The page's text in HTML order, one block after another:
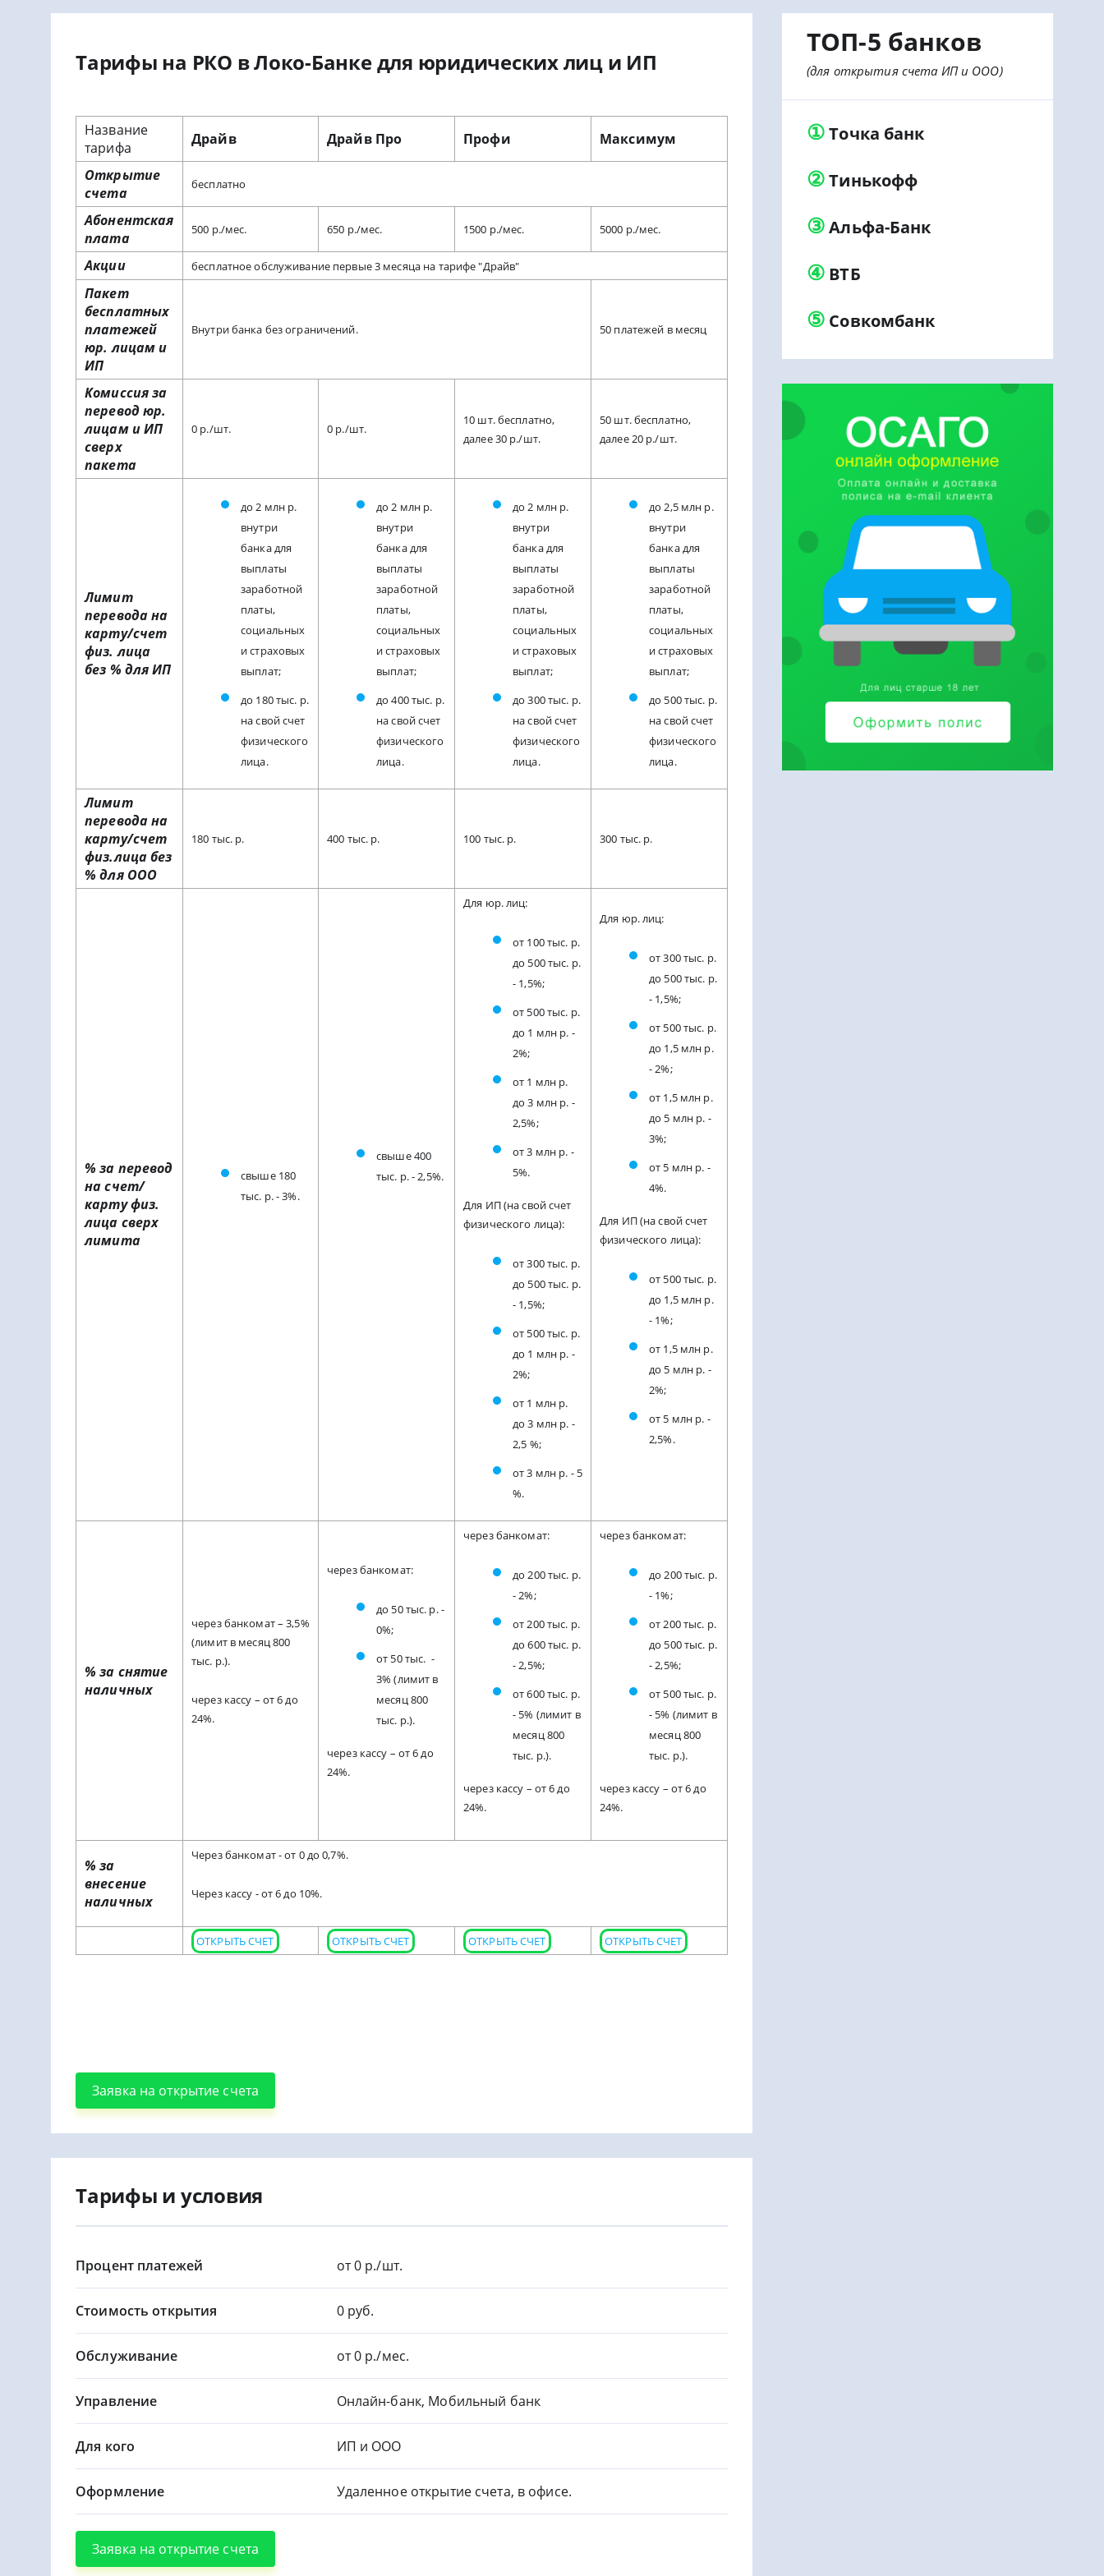
Тарифы на РКО в Локо-Банке для юридических лиц и ИП
Название
тарифа
Драйв Драйв Про Профи
Максимум
Открытие
счета
бесплатно
Абонентская
плата
500 р./мес. 650 р./мес. 1500 р./мес. 5000 р./мес.
Акции бесплатное обслуживание первые 3 месяца на тарифе "Драйв"
Пакет
бесплатных
платежей
юр. лицам и
ИП
Внутри банка без ограничений. 50 платежей в месяц
Комиссия за
перевод юр.
лицам и ИП
сверх
пакета
0 р./шт. 0 р./шт.
10 шт. бесплатно,
далее 30 р./шт.
50 шт. бесплатно,
далее 20 р./шт.
Лимит
перевода на
карту/счет
физ. лица
без % для ИП
до 2 млн р.
внутри
банка для
выплаты
заработной
платы,
социальных
и страховых
выплат;
до 180 тыс. р.
на свой счет
физического
лица.
до 2 млн р.
внутри
банка для
выплаты
заработной
платы,
социальных
и страховых
выплат;
до 400 тыс. р.
на свой счет
физического
лица.
до 2 млн р.
внутри
банка для
выплаты
заработной
платы,
социальных
и страховых
выплат;
до 300 тыс. р.
на свой счет
физического
лица.
до 2,5 млн р.
внутри
банка для
выплаты
заработной
платы,
социальных
и страховых
выплат;
до 500 тыс. р.
на свой счет
физического
лица.
Лимит
перевода на
карту/счет
физ.лица без
% для ООО
180 тыс. р. 400 тыс. р. 100 тыс. р. 300 тыс. р.
% за перевод
на счет/
карту физ.
лица сверх
лимита
свыше 180
тыс. р. - 3%.
свыше 400
тыс. р. - 2,5%.
Для юр. лиц:
от 100 тыс. р.
до 500 тыс. р.
- 1,5%;
от 500 тыс. р.
до 1 млн р. -
2%;
от 1 млн р.
до 3 млн р. -
2,5%;
от 3 млн р. -
5%.
Для ИП (на свой счет
физического лица):
от 300 тыс. р.
до 500 тыс. р.
- 1,5%;
от 500 тыс. р.
до 1 млн р. -
2%;
от 1 млн р.
до 3 млн р. -
2,5 %;
от 3 млн р. - 5
%.
Для юр. лиц:
от 300 тыс. р.
до 500 тыс. р.
- 1,5%;
от 500 тыс. р.
до 1,5 млн р.
- 2%;
от 1,5 млн р.
до 5 млн р. -
3%;
от 5 млн р. -
4%.
Для ИП (на свой счет
физического лица):
от 500 тыс. р.
до 1,5 млн р.
- 1%;
от 1,5 млн р.
до 5 млн р. -
2%;
от 5 млн р. -
2,5%.
% за снятие
наличных
через банкомат – 3,5%
(лимит в месяц 800
тыс. р.).
через кассу – от 6 до
24%.
через банкомат:
до 50 тыс. р. -
0%;
от 50 тыс. -
3% (лимит в
месяц 800
тыс. р.).
через кассу – от 6 до
24%.
через банкомат:
до 200 тыс. р.
- 2%;
от 200 тыс. р.
до 600 тыс. р.
- 2,5%;
от 600 тыс. р.
- 5% (лимит в
месяц 800
тыс. р.).
через кассу – от 6 до
24%.
через банкомат:
до 200 тыс. р.
- 1%;
от 200 тыс. р.
до 500 тыс. р.
- 2,5%;
от 500 тыс. р.
- 5% (лимит в
месяц 800
тыс. р.).
через кассу – от 6 до
24%.
% за
внесение
наличных
Через банкомат - от 0 до 0,7%.
Через кассу - от 6 до 10%.
ОТКРЫТЬ СЧЕТ ОТКРЫТЬ СЧЕТ ОТКРЫТЬ СЧЕТ ОТКРЫТЬ СЧЕТ
Заявка на открытие счета
Тарифы и условия
Процент платежей от 0 р./шт.
Стоимость открытия 0 руб.
Обслуживание от 0 р./мес.
Управление Онлайн-банк, Мобильный банк
Для кого ИП и ООО
Оформление Удаленное открытие счета, в офисе.
Заявка на открытие счета
ТОП-5 банков
(для открытия счета ИП и ООО)
①Точка банк
②Тинькофф
③Альфа-Банк
④ ВТБ
⑤ Совкомбанк